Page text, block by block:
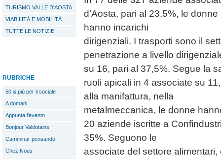
TURISMO VALLE D'AOSTA
VIABILITÀ E MOBILITÀ
TUTTE LE NOTIZIE
RUBRICHE
50 & più per il sociale
A domani
Appunta l'evento
Bonjour Valdotains
Camminar pensando
Chez Nous
d’Aosta, pari al 23,5%, le
hanno incarichi
dirigenziali. I trasporti sono il
penetrazione a livello
su 16, pari al 37,5%. Segue la
ruoli apicali in 4 associate su
alla manifattura, nella
metalmeccanica, le donne
20 aziende iscritte a
35%. Seguono le
associate del settore